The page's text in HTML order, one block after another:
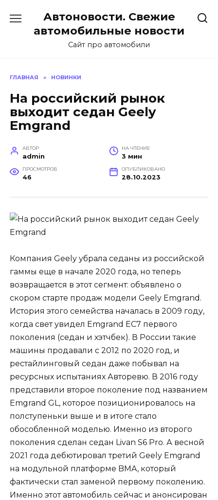
содержанию
Автоновости. Свежие
автомобильные новости
Сайт про автомобили
ГЛАВНАЯ » НОВИНКИ
На российский рынок
выходит седан Geely
Emgrand
АВТОР
admin
НА ЧТЕНИЕ
3 мин
ПРОСМОТРОВ
46
ОПУБЛИКОВАНО
28.10.2023
Компания Geely убрала седаны из российской
гаммы еще в начале 2020 года, но теперь
возвращается в этот сегмент: объявлено о
скором старте продаж модели Geely Emgrand.
История этого семейства началась в 2009 году,
когда свет увидел Emgrand EC7 первого
поколения (седан и хэтчбек). В России такие
машины продавали с 2012 по 2020 год, и
рестайлинговый седан даже побывал на
ресурсных испытаниях Авторевю. В 2016 году
представили второе поколение под названием
Emgrand GL, которое позиционировалось на
полступеньки выше и в итоге стало
обособленной моделью. Именно из второго
поколения сделан седан Livan S6 Pro. А весной
2021 года дебютировал третий Geely Emgrand
на модульной платформе BMA, который
фактически стал заменой первому поколению.
Именно этот автомобиль сейчас и анонсирован